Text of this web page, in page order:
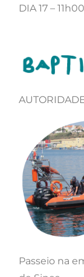
DIA 17 –
Passeio na